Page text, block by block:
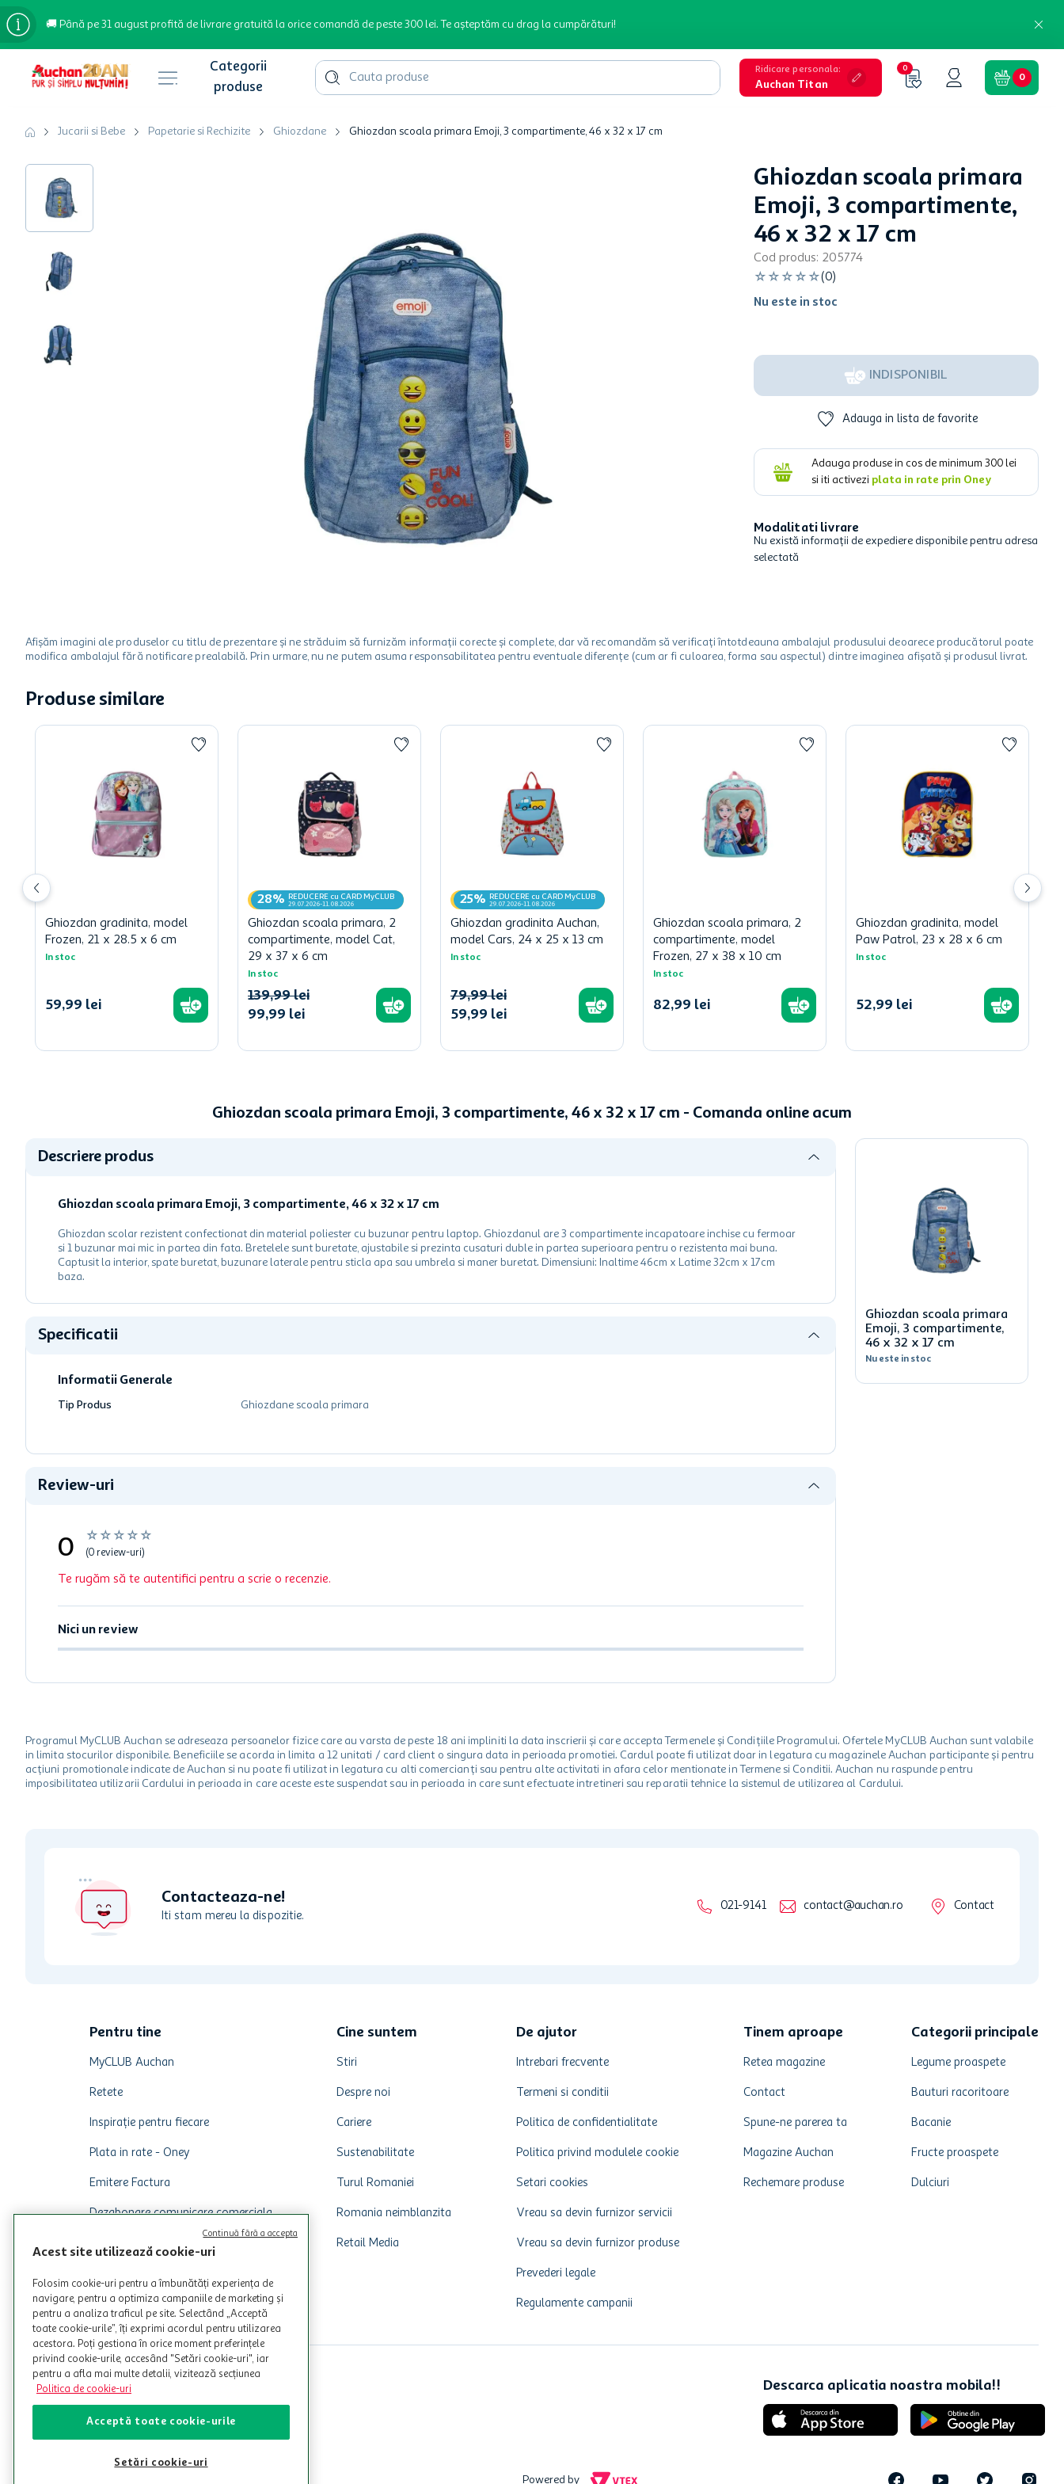
🚚 Până pe 31 august profită de livrare gratuită la orice comandă de peste 300 lei. Te așteptăm cu drag la cumpărături!
Cauta produse Ridicare personala:
Auchan Titan
0
0
Jucarii si Bebe Papetarie si Rechizite Ghiozdane Ghiozdan scoala primara Emoji, 3 compartimente, 46 x 32 x 17 cm
Ghiozdan scoala primara
Emoji, 3 compartimente,
46 x 32 x 17 cm
Cod produs: 205774
☆ ☆ ☆ ☆ ☆(0)
Nu este in stoc
INDISPONIBIL
Adauga in lista de favorite
Adauga produse in cos de minimum 300 lei
si iti activezi plata in rate prin Oney
Modalitati livrare
Nu există informații de expediere disponibile pentru adresa
selectată
Afișăm imagini ale produselor cu titlu de prezentare și ne străduim să furnizăm informații corecte și complete, dar vă recomandăm să verificați întotdeauna ambalajul produsului deoarece producătorul poate
modifica ambalajul fără notificare prealabilă. Prin urmare, nu ne putem asuma responsabilitatea pentru eventuale diferențe (cum ar fi culoarea, forma sau aspectul) dintre imaginea afișată și produsul livrat.
Produse similare
Ghiozdan gradinita, model
Frozen, 21 x 28.5 x 6 cm
In stoc
59,99 lei
28% REDUCERE cu CARD MyCLUB
29.07.2026-11.08.2026
Ghiozdan scoala primara, 2
compartimente, model Cat,
29 x 37 x 6 cm
In stoc
99,99 lei
139,99 lei
25% REDUCERE cu CARD MyCLUB
29.07.2026-11.08.2026
Ghiozdan gradinita Auchan,
model Cars, 24 x 25 x 13 cm
In stoc
59,99 lei
79,99 lei
Ghiozdan scoala primara, 2
compartimente, model
Frozen, 27 x 38 x 10 cm
In stoc
82,99 lei
Ghiozdan gradinita, model
Paw Patrol, 23 x 28 x 6 cm
In stoc
52,99 lei
Ghiozdan scoala primara Emoji, 3 compartimente, 46 x 32 x 17 cm - Comanda online acum
Descriere produs
Ghiozdan scoala primara Emoji, 3 compartimente, 46 x 32 x 17 cm
Ghiozdan scolar rezistent confectionat din material poliester cu buzunar pentru laptop. Ghiozdanul are 3 compartimente incapatoare inchise cu fermoar
si 1 buzunar mai mic in partea din fata. Bretelele sunt buretate, ajustabile si prezinta cusaturi duble in partea superioara pentru o rezistenta mai buna.
Captusit la interior, spate buretat, buzunare laterale pentru sticla apa sau umbrela si maner buretat. Dimensiuni: Inaltime 46cm x Latime 32cm x 17cm
baza.
Specificatii
Informatii Generale
Tip Produs Ghiozdane scoala primara
Review-uri
☆ ☆ ☆ ☆ ☆
0 (0 review-uri)
Te rugăm să te autentifici pentru a scrie o recenzie.
Nici un review
Ghiozdan scoala primara
Emoji, 3 compartimente,
46 x 32 x 17 cm
Nu este in stoc
Programul MyCLUB Auchan se adreseaza persoanelor fizice care au varsta de peste 18 ani impliniti la data inscrierii și care accepta Termenele și Condițiile Programului. Ofertele MyCLUB Auchan sunt valabile
in limita stocurilor disponibile. Beneficiile se acorda in limita a 12 unitati / card client o singura data in perioada promotiei. Cardul poate fi utilizat doar in legatura cu magazinele Auchan participante și pentru
acțiuni promotionale indicate de Auchan si nu poate fi utilizat in legatura cu alti comercianți sau pentru alte activitati in afara celor mentionate in Termene si Conditii. Auchan nu raspunde pentru
imposibilitatea utilizarii Cardului in perioada in care aceste este suspendat sau in perioada in care sunt efectuate intretineri sau reparatii tehnice la sistemul de utilizarea al Cardului.
Contacteaza-ne!
Iti stam mereu la dispozitie.
021-9141 contact@auchan.ro Contact
Pentru tine
MyCLUB Auchan
Retete
Inspirație pentru fiecare
Plata in rate - Oney
Emitere Factura
Dezabonare comunicare comerciala
Cine suntem
Stiri
Despre noi
Cariere
Sustenabilitate
Turul Romaniei
Romania neimblanzita
Retail Media
De ajutor
Intrebari frecvente
Termeni si conditii
Politica de confidentialitate
Politica privind modulele cookie
Setari cookies
Vreau sa devin furnizor servicii
Vreau sa devin furnizor produse
Prevederi legale
Regulamente campanii
Tinem aproape
Retea magazine
Contact
Spune-ne parerea ta
Magazine Auchan
Rechemare produse
Categorii principale
Legume proaspete
Bauturi racoritoare
Bacanie
Fructe proaspete
Dulciuri
Descarca aplicatia noastra mobila!!
Powered by
Acest site utilizează cookie-uri
Folosim cookie-uri pentru a îmbunătăți experiența de
navigare, pentru a optimiza campaniile de marketing și
pentru a analiza traficul pe site. Selectând „Acceptă
toate cookie-urile”, îți exprimi acordul pentru utilizarea
acestora. Poți gestiona în orice moment preferințele
privind cookie-urile, accesând "Setări cookie-uri", iar
pentru a afla mai multe detalii, vizitează secțiunea
Politica de cookie-uri
Acceptă toate cookie-urile
Setări cookie-uri
Continuă fără a accepta